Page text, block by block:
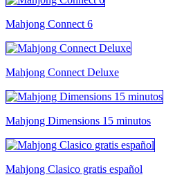
Mahjong Connect 6
Mahjong Connect Deluxe
Mahjong Dimensions 15 minutos
Mahjong Clasico gratis español